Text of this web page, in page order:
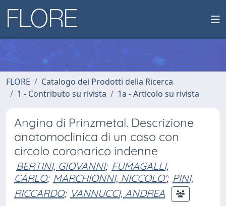
FLORE
Catalogo dei Prodotti della Ricerca
1 - Contributo su rivista
1a - Articolo su rivista
Angina di Prinzmetal. Descrizione
anatomoclinica di un caso con
circolo coronarico indenne
BERTINI, GIOVANNI; FUMAGALLI,
CARLO; MARCHIONNI, NICCOLO'; PINI,
RICCARDO; VANNUCCI, ANDREA